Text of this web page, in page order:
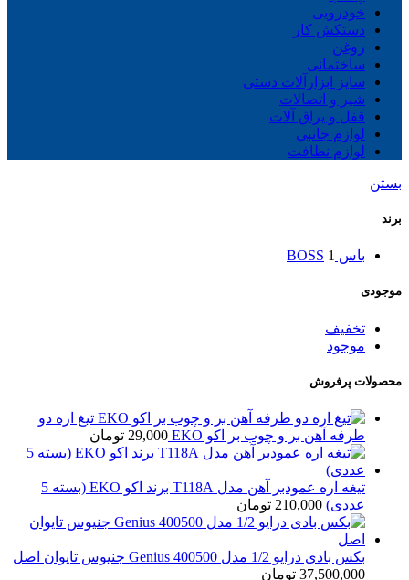
خودرویی
دستکش کار
روغن
ساختمانی
سایز ابزارآلات دستی
شیر و اتصالات
قفل و یراق آلات
لوازم جانبی
لوازم نظافت
بستن
برند
باس BOSS 1
موجودی
تخفیف
موجود
محصولات پرفروش
تیغ اره دو
طرفه آهن بر و چوب بر اکو EKO
29,000 تومان
تیغه اره عمودبر آهن مدل T118A برند اکو EKO (بسته 5
عددی) 210,000 تومان
بکس بادی درایو 1/2 مدل Genius 400500 جنیوس تایوان اصل
37,500,000 تومان